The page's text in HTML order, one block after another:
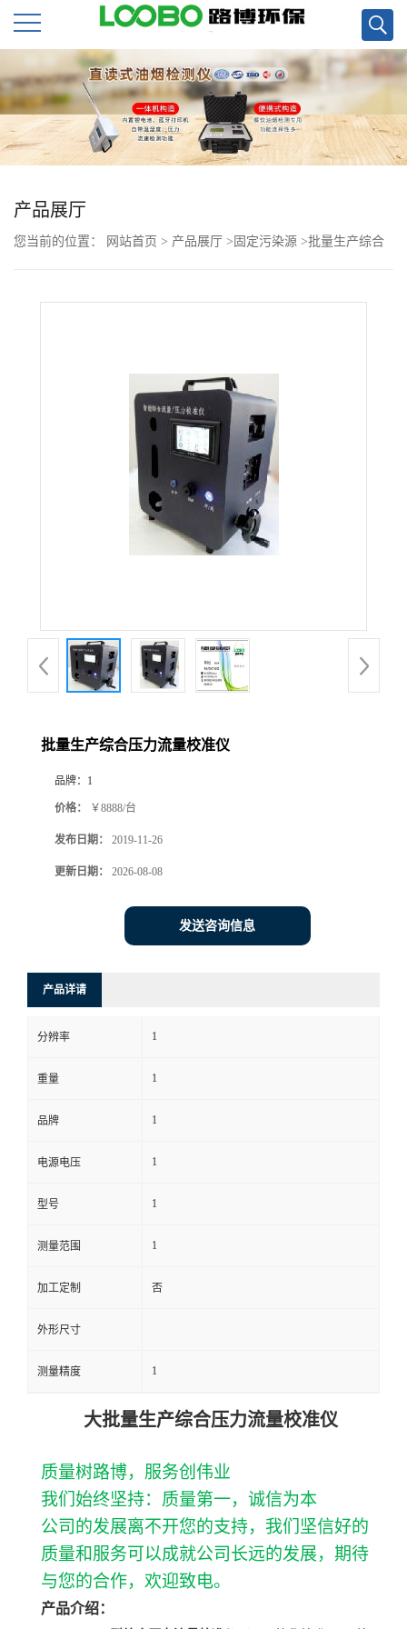
公
司
首
页
公
品
厅
系
方
式
在
线
产品展厅
您当前的位置： 网站首页 > 产品展厅 > 固定污染源 >批量生产综合
批量生产综合压力流量校准仪
品牌： 1
价格： ￥8888/台
发布日期： 2019-11-26
更新日期： 2026-08-08
发送咨询信息
产品详请
分辨率 1
重量 1
品牌 1
电源电压 1
型号 1
测量范围 1
加工定制 否
外形尺寸
测量精度 1
大批量生产综合压力流量校准仪
质量树路博，服务创伟业
我们始终坚持：质量第一，诚信为本
公司的发展离不开您的支持，我们坚信好的
质量和服务可以成就公司长远的发展，期待
与您的合作，欢迎致电。
产品介绍：